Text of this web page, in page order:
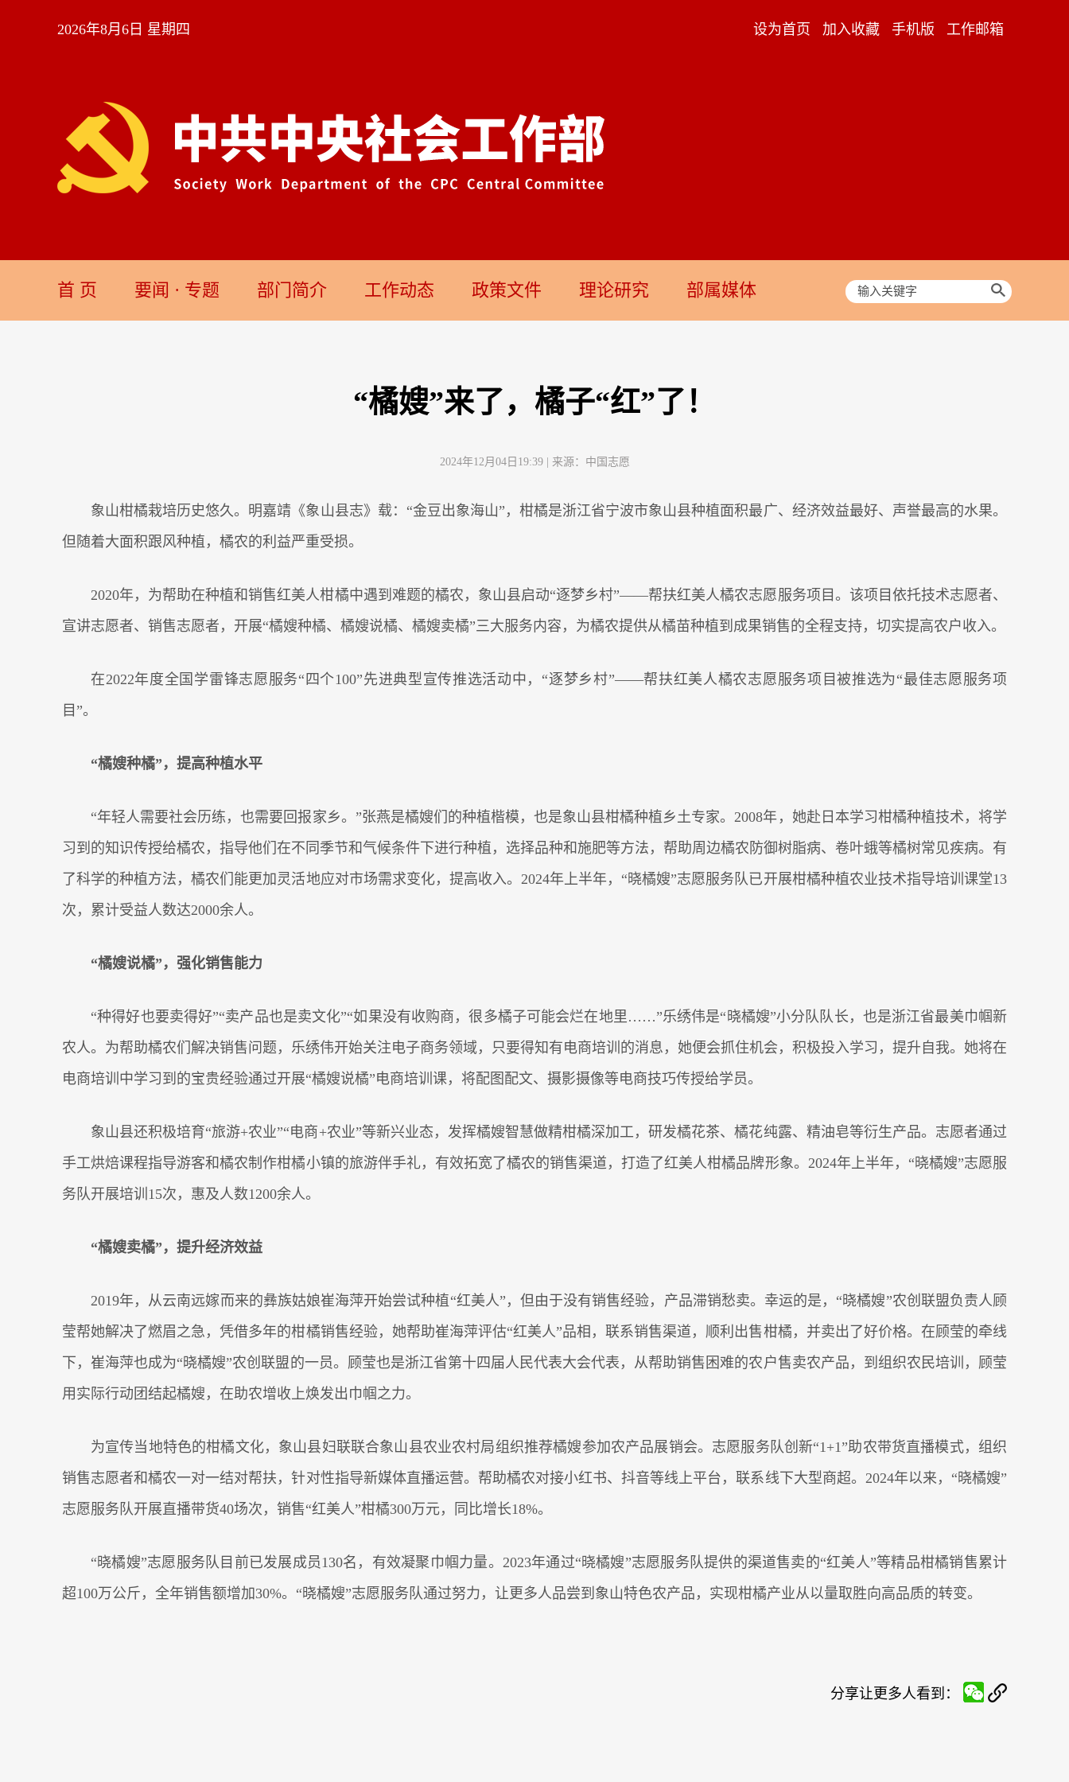
2026年8月6日 星期四 设为首页 加入收藏 手机版 工作邮箱
首 页 要闻 · 专题 部门简介 工作动态 政策文件 理论研究 部属媒体
“橘嫂”来了，橘子“红”了！
2024年12月04日19:39 | 来源： 中国志愿
象山柑橘栽培历史悠久。明嘉靖《象山县志》载：“金豆出象海山”，柑橘是浙江省宁波市象山县种植面积最广、经济效益最好、声誉最高的水果。
但随着大面积跟风种植，橘农的利益严重受损。
2020年，为帮助在种植和销售红美人柑橘中遇到难题的橘农，象山县启动“逐梦乡村”——帮扶红美人橘农志愿服务项目。该项目依托技术志愿者、
宣讲志愿者、销售志愿者，开展“橘嫂种橘、橘嫂说橘、橘嫂卖橘”三大服务内容，为橘农提供从橘苗种植到成果销售的全程支持，切实提高农户收入。
在2022年度全国学雷锋志愿服务“四个100”先进典型宣传推选活动中，“逐梦乡村”——帮扶红美人橘农志愿服务项目被推选为“最佳志愿服务项
目”。
“橘嫂种橘”，提高种植水平
“年轻人需要社会历练，也需要回报家乡。”张燕是橘嫂们的种植楷模，也是象山县柑橘种植乡土专家。2008年，她赴日本学习柑橘种植技术，将学
习到的知识传授给橘农，指导他们在不同季节和气候条件下进行种植，选择品种和施肥等方法，帮助周边橘农防御树脂病、卷叶蛾等橘树常见疾病。有
了科学的种植方法，橘农们能更加灵活地应对市场需求变化，提高收入。2024年上半年，“晓橘嫂”志愿服务队已开展柑橘种植农业技术指导培训课堂13
次，累计受益人数达2000余人。
“橘嫂说橘”，强化销售能力
“种得好也要卖得好”“卖产品也是卖文化”“如果没有收购商，很多橘子可能会烂在地里……”乐绣伟是“晓橘嫂”小分队队长，也是浙江省最美巾帼新
农人。为帮助橘农们解决销售问题，乐绣伟开始关注电子商务领域，只要得知有电商培训的消息，她便会抓住机会，积极投入学习，提升自我。她将在
电商培训中学习到的宝贵经验通过开展“橘嫂说橘”电商培训课，将配图配文、摄影摄像等电商技巧传授给学员。
象山县还积极培育“旅游+农业”“电商+农业”等新兴业态，发挥橘嫂智慧做精柑橘深加工，研发橘花茶、橘花纯露、精油皂等衍生产品。志愿者通过
手工烘焙课程指导游客和橘农制作柑橘小镇的旅游伴手礼，有效拓宽了橘农的销售渠道，打造了红美人柑橘品牌形象。2024年上半年，“晓橘嫂”志愿服
务队开展培训15次，惠及人数1200余人。
“橘嫂卖橘”，提升经济效益
2019年，从云南远嫁而来的彝族姑娘崔海萍开始尝试种植“红美人”，但由于没有销售经验，产品滞销愁卖。幸运的是，“晓橘嫂”农创联盟负责人顾
莹帮她解决了燃眉之急，凭借多年的柑橘销售经验，她帮助崔海萍评估“红美人”品相，联系销售渠道，顺利出售柑橘，并卖出了好价格。在顾莹的牵线
下，崔海萍也成为“晓橘嫂”农创联盟的一员。顾莹也是浙江省第十四届人民代表大会代表，从帮助销售困难的农户售卖农产品，到组织农民培训，顾莹
用实际行动团结起橘嫂，在助农增收上焕发出巾帼之力。
为宣传当地特色的柑橘文化，象山县妇联联合象山县农业农村局组织推荐橘嫂参加农产品展销会。志愿服务队创新“1+1”助农带货直播模式，组织
销售志愿者和橘农一对一结对帮扶，针对性指导新媒体直播运营。帮助橘农对接小红书、抖音等线上平台，联系线下大型商超。2024年以来，“晓橘嫂”
志愿服务队开展直播带货40场次，销售“红美人”柑橘300万元，同比增长18%。
“晓橘嫂”志愿服务队目前已发展成员130名，有效凝聚巾帼力量。2023年通过“晓橘嫂”志愿服务队提供的渠道售卖的“红美人”等精品柑橘销售累计
超100万公斤，全年销售额增加30%。“晓橘嫂”志愿服务队通过努力，让更多人品尝到象山特色农产品，实现柑橘产业从以量取胜向高品质的转变。
分享让更多人看到：